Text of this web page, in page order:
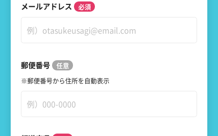
メールアドレス
郵便番号
※郵便番号から住所を自動表示